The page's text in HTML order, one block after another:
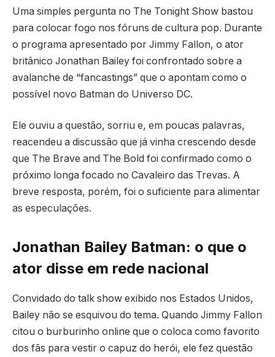
Uma simples pergunta no The Tonight Show bastou
para colocar fogo nos fóruns de cultura pop. Durante
o programa apresentado por Jimmy Fallon, o ator
britânico Jonathan Bailey foi confrontado sobre a
avalanche de “fancastings” que o apontam como o
possível novo Batman do Universo DC.
Ele ouviu a questão, sorriu e, em poucas palavras,
reacendeu a discussão que já vinha crescendo desde
que The Brave and The Bold foi confirmado como o
próximo longa focado no Cavaleiro das Trevas. A
breve resposta, porém, foi o suficiente para alimentar
as especulações.
Jonathan Bailey Batman: o que o
ator disse em rede nacional
Convidado do talk show exibido nos Estados Unidos,
Bailey não se esquivou do tema. Quando Jimmy Fallon
citou o burburinho online que o coloca como favorito
dos fãs para vestir o capuz do herói, ele fez questão